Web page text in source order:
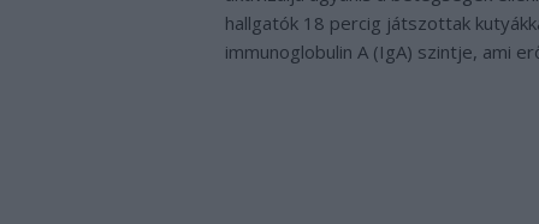
hallgatók 18 percig játszottak
immunoglobulin A (IgA) szintje, ami